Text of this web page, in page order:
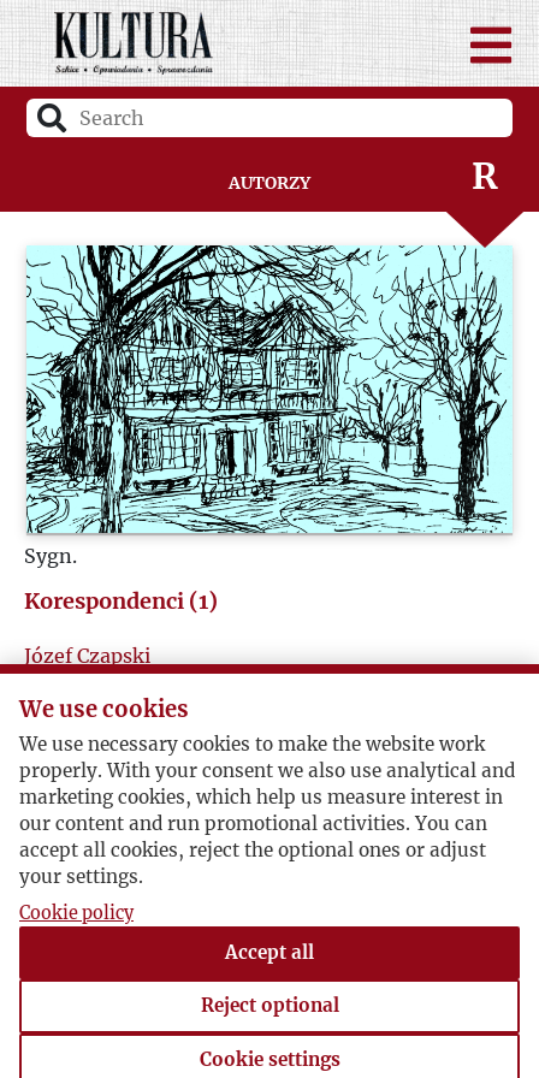
Autorzy
P
Q
R
S
Ś
T
U
V
Sygn.
Korespondenci (1)
Józef Czapski
Artur Rubinstein / Józef Czapski
Poszukiwanie sponsorów...
1949-03-22 , Józef Czapski
... Jesteśmy przeciwnikami konsekwentnymi i
gwałtownymi wszelkiego antysemityzmu,
antyukrainizmu i wszelkiego nacjonalizmu
polskiego, który nie widzi nic poza szkodliwymi i
już skonstniałymi formami bytowania...
We use cookies
We use necessary cookies to make the website work
properly. With your consent we also use analytical and
marketing cookies, which help us measure interest in
our content and run promotional activities. You can
accept all cookies, reject the optional ones or adjust
your settings.
Cookie policy
Accept all
Reject optional
Cookie settings